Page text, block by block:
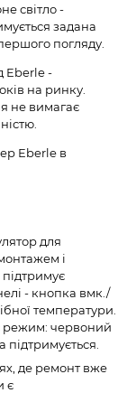
світло -
задана
погляду.
Eberle -
на ринку.
не вимагає
Eberle в
для
і
- кнопка вмк./
температури.
режим: червоний
де ремонт вже
є